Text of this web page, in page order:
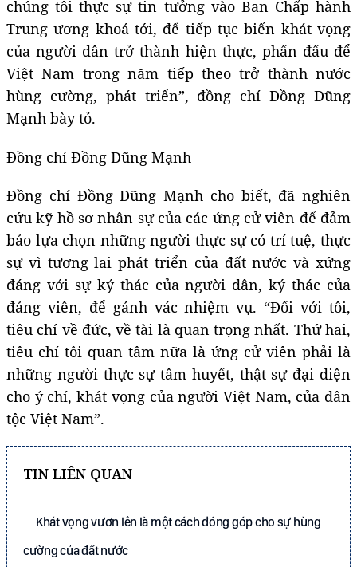
chúng tôi thực sự tin tưởng vào Ban Chấp hành
Trung ương khoá tới, để tiếp tục biến khát vọng
của người dân trở thành hiện thực, phấn đấu để
Việt Nam trong năm tiếp theo trở thành nước
hùng cường, phát triển”, đồng chí Đồng Dũng
Mạnh bày tỏ.
Đồng chí Đồng Dũng Mạnh
Đồng chí Đồng Dũng Mạnh cho biết, đã nghiên
cứu kỹ hồ sơ nhân sự của các ứng cử viên để đảm
bảo lựa chọn những người thực sự có trí tuệ, thực
sự vì tương lai phát triển của đất nước và xứng
đáng với sự ký thác của người dân, ký thác của
đảng viên, để gánh vác nhiệm vụ. “Đối với tôi,
tiêu chí về đức, về tài là quan trọng nhất. Thứ hai,
tiêu chí tôi quan tâm nữa là ứng cử viên phải là
những người thực sự tâm huyết, thật sự đại diện
cho ý chí, khát vọng của người Việt Nam, của dân
tộc Việt Nam”.
TIN LIÊN QUAN
Khát vọng vươn lên là một cách đóng góp cho sự hùng
cường của đất nước